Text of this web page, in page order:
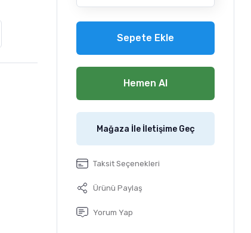
Sepete Ekle
Hemen Al
Mağaza İle İletişime Geç
Taksit Seçenekleri
Ürünü Paylaş
Yorum Yap